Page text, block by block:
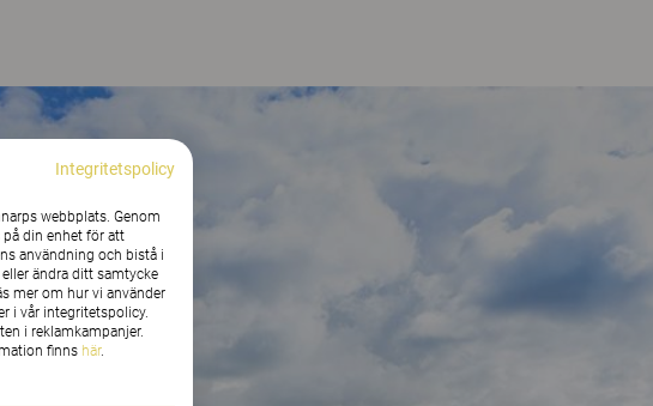
Integritetspolicy
webbplats. Genom
din enhet för att
användning och bistå i
ändra ditt samtycke
mer om hur vi använder
i vår integritetspolicy.
i reklamkampanjer.
finns här.